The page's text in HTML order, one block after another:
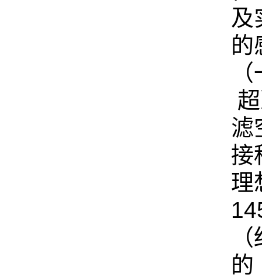
及
的
滤
接
理
的